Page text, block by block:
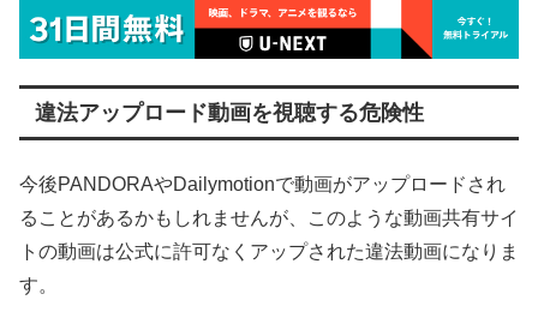
違法アップロード動画を視聴する危険性
今後PANDORAやDailymotionで動画がアップロードされ
ることがあるかもしれませんが、このような動画共有サイ
トの動画は公式に許可なくアップされた違法動画になりま
す。